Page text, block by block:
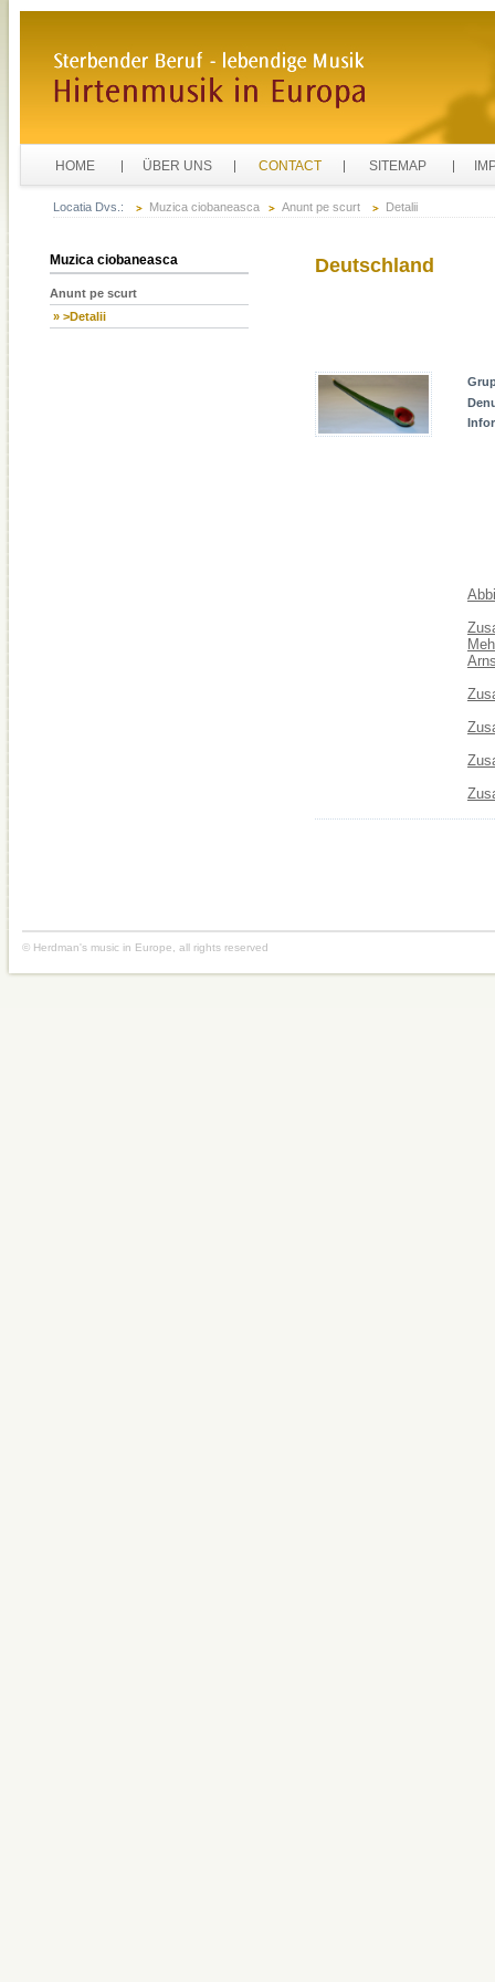
HOME ÜBER UNS CONTACT SITEMAP
Locatia Dvs.: Muzica ciobaneasca Anunt pe scurt Detalii
Muzica ciobaneasca
Anunt pe scurt
» >Detalii
Deutschland
© Herdman's music in Europe, all rights reserved